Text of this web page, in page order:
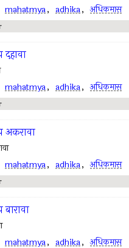
mahatmya, adhika, अधिकमास
mahatmya, adhika, अधिकमास
अकरावा
mahatmya, adhika, अधिकमास
mahatmya, adhika, अधिकमास